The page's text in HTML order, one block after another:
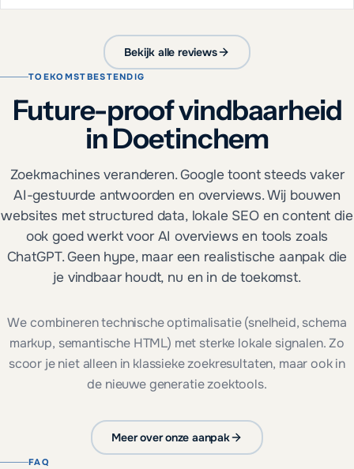
Bekijk alle reviews
TOEKOMSTBESTENDIG
Future-proof vindbaarheid
in Doetinchem
Zoekmachines veranderen. Google toont steeds vaker
AI-gestuurde antwoorden en overviews. Wij bouwen
websites met structured data, lokale SEO en content die
ook goed werkt voor AI overviews en tools zoals
ChatGPT. Geen hype, maar een realistische aanpak die
je vindbaar houdt, nu en in de toekomst.
We combineren technische optimalisatie (snelheid, schema
markup, semantische HTML) met sterke lokale signalen. Zo
scoor je niet alleen in klassieke zoekresultaten, maar ook in
de nieuwe generatie zoektools.
Meer over onze aanpak
FAQ